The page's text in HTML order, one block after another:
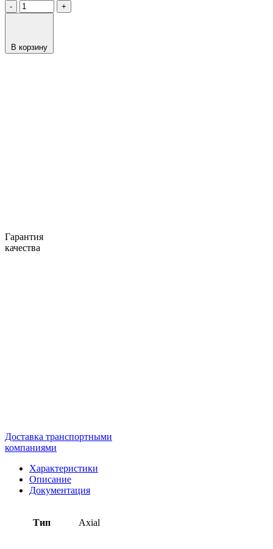
- +
В корзину
Гарантия
качества
Доставка транспортными
компаниями
Характеристики
Описание
Документация
Тип Axial